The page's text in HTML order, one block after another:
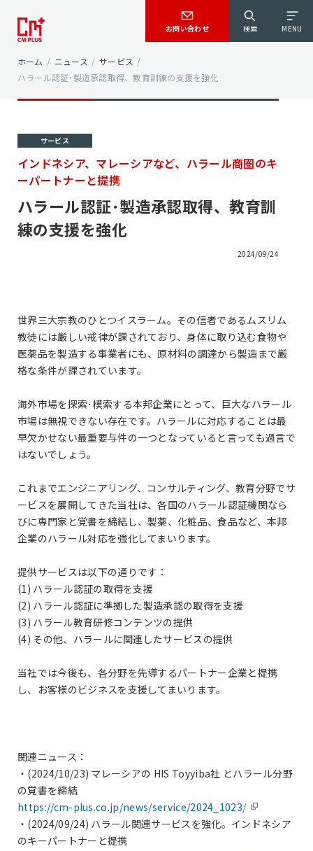
検索 MENU
お問い合わせ
ホーム / ニュース / サービス /
ハラール認証･製造承認取得、教育訓練の支援を強化
サービス
インドネシア、マレーシアなど、ハラール商圏のキ
ーパートナーと提携
ハラール認証･製造承認取得、教育訓
練の支援を強化
2024/09/24
世界三大宗教のひとつイスラーム。その信者であるムスリム
教徒には厳しい戒律が課されており、身体に取り込む食物や
医薬品を製造する事業者にも、原材料の調達から製造まで厳
格な条件が課されています。
海外市場を探索･模索する本邦企業にとって、巨大なハラール
市場は無視できない存在です。ハラールに対応することは最
早欠かせない最重要与件の一つとなっていると言っても過言で
はないでしょう。
これまでエンジニアリング、コンサルティング、教育分野でサ
ービスを展開してきた当社は、各国のハラール認証機関なら
びに専門家と覚書を締結し、製薬、化粧品、食品など、本邦
企業のハラール対応を強化してまいります。
提供サービスは以下の通りです：
(1) ハラール認証の取得を支援
(2) ハラール認証に準拠した製造承認の取得を支援
(3) ハラール教育研修コンテンツの提供
(4) その他、ハラールに関連したサービスの提供
当社では今後も、各分野を先導するパートナー企業と提携
し、お客様のビジネスを支援してまいります。
関連ニュース：
・(2024/10/23) マレーシアの HIS Toyyiba社 とハラール分野
の覚書を締結
https://cm-plus.co.jp/news/service/2024_1023/
・(2024/09/24) ハラール関連サービスを強化。インドネシア
のキーパートナーと提携